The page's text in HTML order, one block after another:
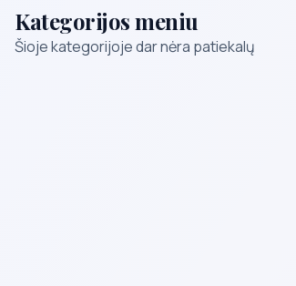
Kategorijos meniu
Šioje kategorijoje dar nėra patiekalų